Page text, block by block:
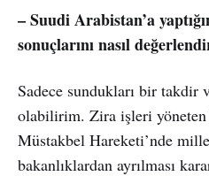
– Suudi Arabistan’a
sonuçlarını nasıl
Sadece sundukları bir takdir
olabilirim. Zira işleri yöneten
Müstakbel Hareketi’nde
bakanlıklardan ayrılması